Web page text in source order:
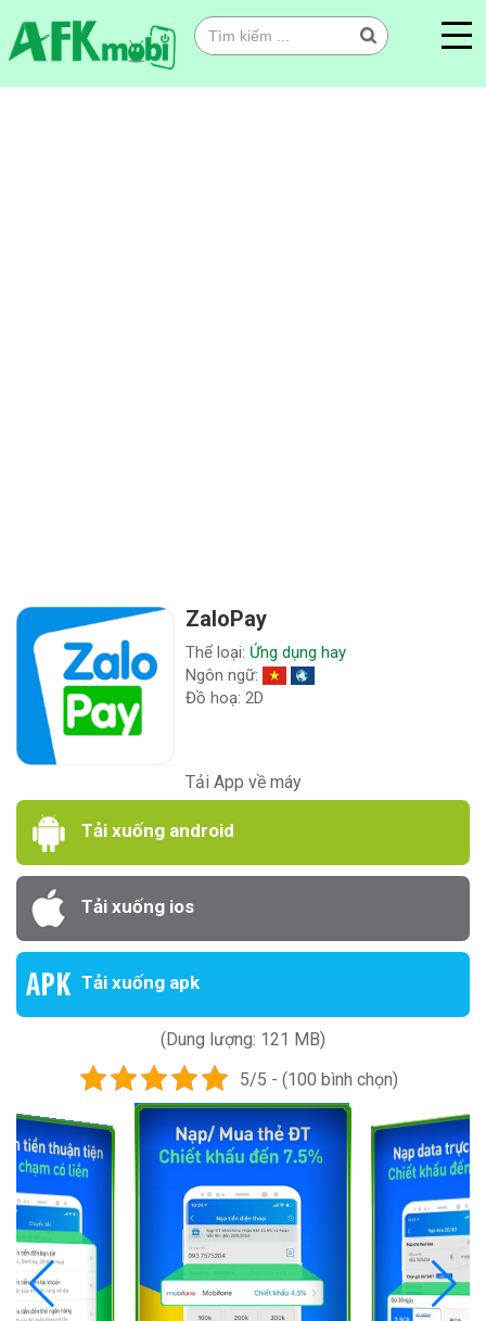
ZaloPay
Thể loại: Ứng dụng hay
Ngôn ngữ:
Đồ hoạ: 2D
Tải App về máy
Tải xuống android
Tải xuống ios
Tải xuống apk
(Dung lượng: 121 MB)
5/5 - (100 bình chọn)